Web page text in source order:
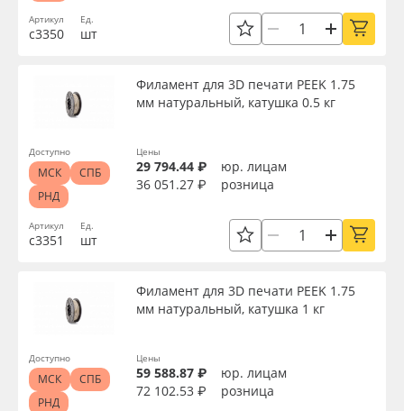
Артикул
с3350
Ед.
шт
Артикул
с3351
Филамент для 3D печати PEEK 1.75
мм натуральный, катушка 0.5 кг
Ед.
шт
Цены
29 794.44 ₽
юр. лицам
36 051.27 ₽
розница
Доступно
МСК
СПБ
РНД
Филамент для 3D печати PEEK 1.75
мм натуральный, катушка 1 кг
Цены
59 588.87 ₽
юр. лицам
72 102.53 ₽
розница
Доступно
МСК
СПБ
РНД